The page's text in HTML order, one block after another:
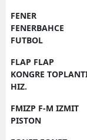
FENER
FENERBAHCE
FUTBOL
FLAP FLAP
KONGRE
HIZ.
FMIZP F-M IZMIT
PISTON